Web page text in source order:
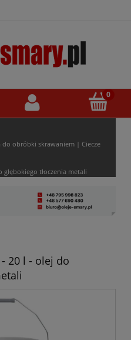
obróbki skrawaniem | Ciecze
głębokiego tłoczenia metali
- 20 l - olej do